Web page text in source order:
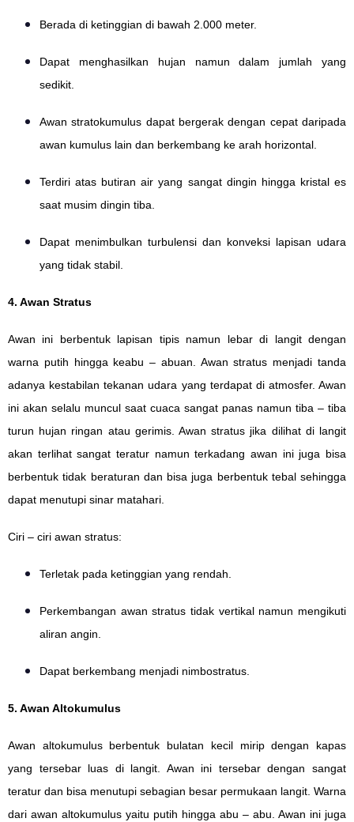
Berada di ketinggian di bawah 2.000 meter.
Dapat menghasilkan hujan namun dalam jumlah yang
sedikit.
Awan stratokumulus dapat bergerak dengan cepat daripada
awan kumulus lain dan berkembang ke arah horizontal.
Terdiri atas butiran air yang sangat dingin hingga kristal es
saat musim dingin tiba.
Dapat menimbulkan turbulensi dan konveksi lapisan udara
yang tidak stabil.
4. Awan Stratus
Awan ini berbentuk lapisan tipis namun lebar di langit dengan
warna putih hingga keabu – abuan. Awan stratus menjadi tanda
adanya kestabilan tekanan udara yang terdapat di atmosfer. Awan
ini akan selalu muncul saat cuaca sangat panas namun tiba – tiba
turun hujan ringan atau gerimis. Awan stratus jika dilihat di langit
akan terlihat sangat teratur namun terkadang awan ini juga bisa
berbentuk tidak beraturan dan bisa juga berbentuk tebal sehingga
dapat menutupi sinar matahari.
Ciri – ciri awan stratus:
Terletak pada ketinggian yang rendah.
Perkembangan awan stratus tidak vertikal namun mengikuti
aliran angin.
Dapat berkembang menjadi nimbostratus.
5. Awan Altokumulus
Awan altokumulus berbentuk bulatan kecil mirip dengan kapas
yang tersebar luas di langit. Awan ini tersebar dengan sangat
teratur dan bisa menutupi sebagian besar permukaan langit. Warna
dari awan altokumulus yaitu putih hingga abu – abu. Awan ini juga